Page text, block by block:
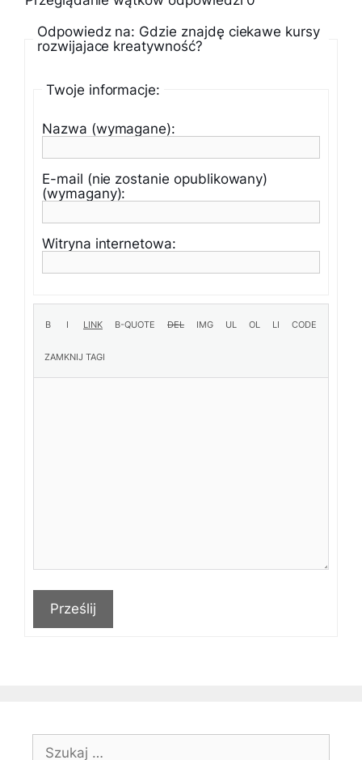
Odpowiedz na: Gdzie znajdę ciekawe kursy
rozwijajace kreatywność?
Twoje informacje:
Nazwa (wymagane):
E-mail (nie zostanie opublikowany)
(wymagany):
Witryna internetowa:
Prześlij
Szukaj: